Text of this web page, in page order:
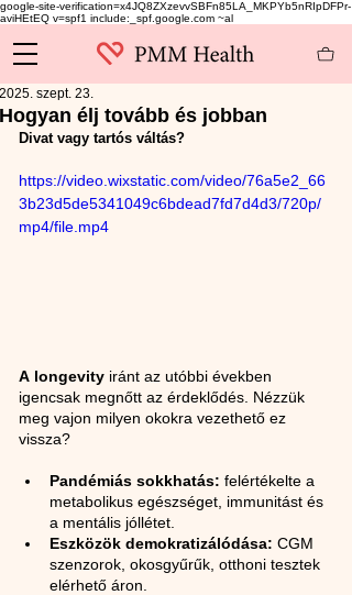
google-site-verification=x4JQ8ZXzevvSBFn85LA_MKPYb5nRIpDFPr-
aviHEtEQ v=spf1 include:_spf.google.com ~al
Hogyan élj tovább és jobban
2025. szept. 23.
Divat vagy tartós váltás?
https://video.wixstatic.com/video/76a5e2_66
3b23d5de5341049c6bdead7fd7d4d3/720p/
mp4/file.mp4
A longevity iránt az utóbbi években
igencsak megnőtt az érdeklődés. Nézzük
meg vajon milyen okokra vezethető ez
vissza?
Pandémiás sokkhatás: felértékelte a
metabolikus egészséget, immunitást és
a mentális jóllétet.
Eszközök demokratizálódása: CGM
szenzorok, okosgyűrűk, otthoni tesztek
elérhető áron.